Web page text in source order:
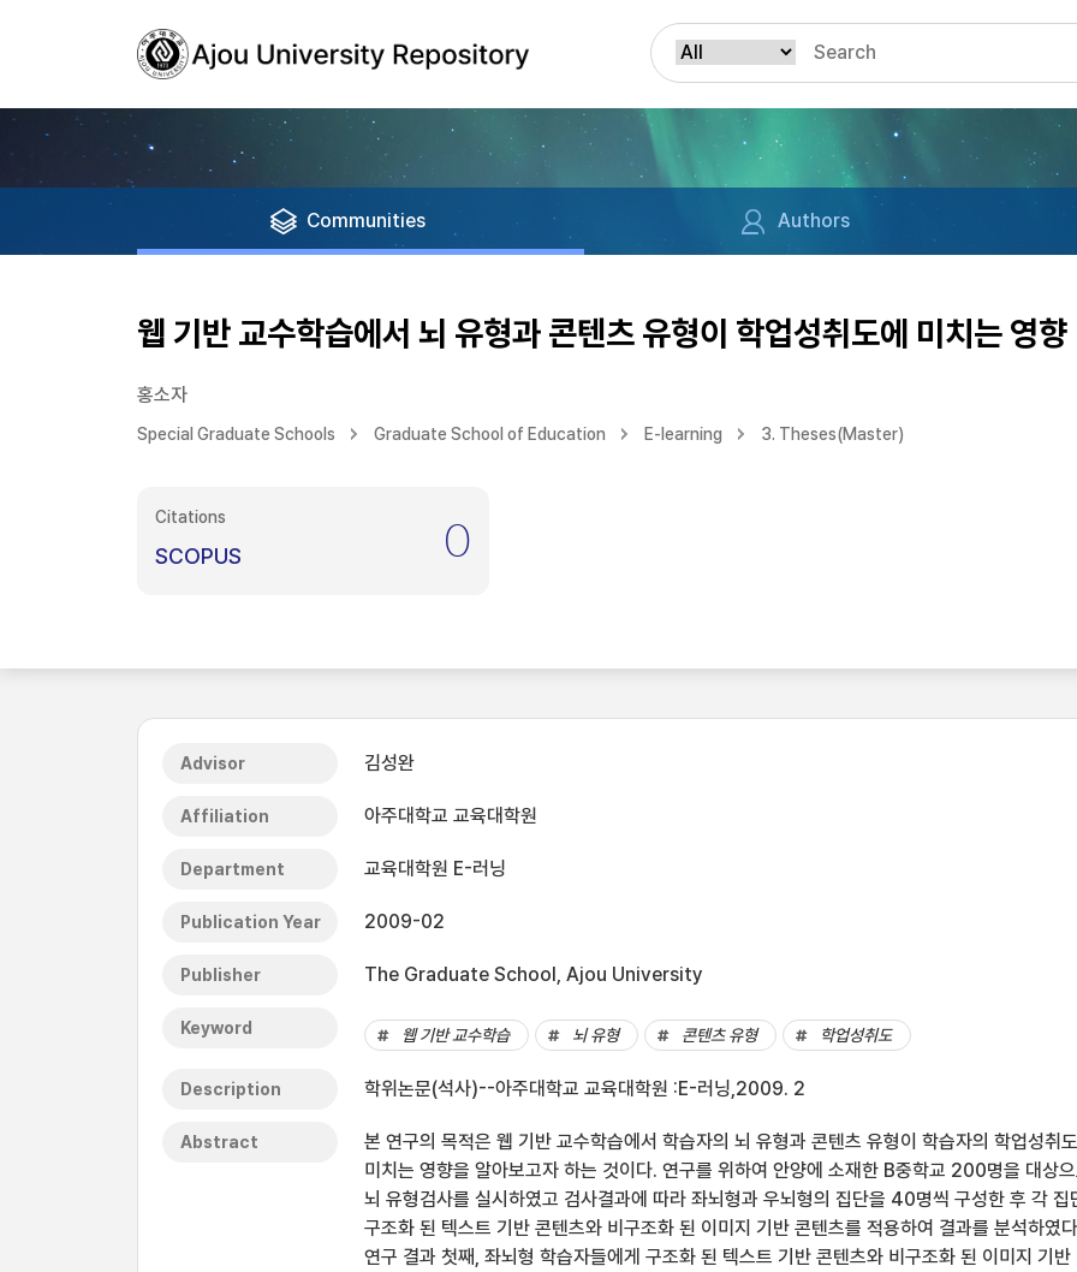
Communities Authors
웹 기반 교수학습에서 뇌 유형과 콘텐츠 유형이 학업성취도에 미치는 영향
홍소자
Special Graduate Schools Graduate School of Education E-learning 3. Theses(Master)
Citations
SCOPUS 0
Advisor 김성완
Affiliation 아주대학교 교육대학원
Department 교육대학원 E-러닝
Publication Year 2009-02
Publisher The Graduate School, Ajou University
Keyword 웹 기반 교수학습 뇌 유형 콘텐츠 유형 학업성취도
Description 학위논문(석사)--아주대학교 교육대학원 :E-러닝,2009. 2
Abstract
본 연구의 목적은 웹 기반 교수학습에서 학습자의 뇌 유형과 콘텐츠 유형이 학습자의 학업성취
미치는 영향을 알아보고자 하는 것이다. 연구를 위하여 안양에 소재한 B중학교 200명을 대상
뇌 유형검사를 실시하였고 검사결과에 따라 좌뇌형과 우뇌형의 집단을 40명씩 구성한 후 각 집
구조화 된 텍스트 기반 콘텐츠와 비구조화 된 이미지 기반 콘텐츠를 적용하여 결과를 분석하였
연구 결과 첫째, 좌뇌형 학습자들에게 구조화 된 텍스트 기반 콘텐츠와 비구조화 된 이미지 기반